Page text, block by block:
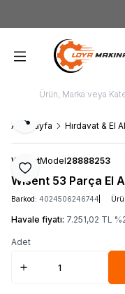
Ana Sayfa Hırdavat & El
Favoriye Ekle
Paylaş
WisentModel28888253
Wisent 53 Parça El
Barkod: 4024506246744
Havale fiyatı: 7.251,02 TL %
Adet